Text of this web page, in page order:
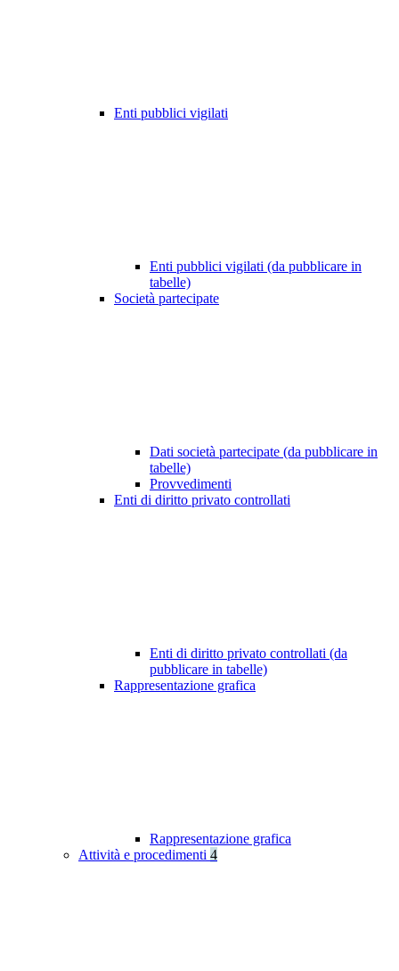
Enti pubblici vigilati
Enti pubblici vigilati (da pubblicare in
tabelle)
Società partecipate
Dati società partecipate (da pubblicare in
tabelle)
Provvedimenti
Enti di diritto privato controllati
Enti di diritto privato controllati (da
pubblicare in tabelle)
Rappresentazione grafica
Rappresentazione grafica
Attività e procedimenti 4